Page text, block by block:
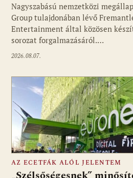
Fotó: media1.hu
Nagyszabású nemzetközi
Group tulajdonában lévő
Entertainment által közösen
sorozat forgalmazásáról.…
2026.08.07.
AZ ECETFÁK ALÓL JELENTEM